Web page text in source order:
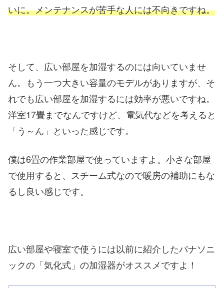
いに。メンテナンスが苦手な人には不向きですね。
そして、広い部屋を加湿するのには向いていませ
ん。もう一つ大きい容量のモデルがありますが、そ
れでも広い部屋を加湿するには効率が悪いですね。
洋室17畳までなんですけど、電気代などを考えると
「う～ん」といった感じです。
僕は6畳の作業部屋で使っていますよ。小さな部屋
で使用すると、スチーム式なので暖房の補助にもな
るし良い感じです。
広い部屋や寝室で使うには以前に紹介したパナソニ
ックの「気化式」の加湿器がオススメですよ！